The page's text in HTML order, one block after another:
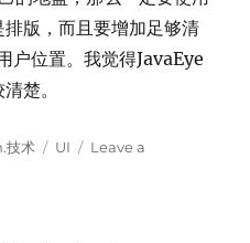
版，而且要增加足够清
户位置。我觉得JavaEye
楚。
技术 Tags
UI
Leave a